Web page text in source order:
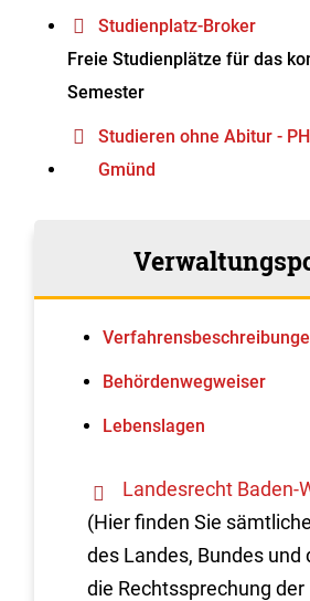
Studienplatz-Broker
Freie Studienplätze für das
Semester
Studieren ohne Abitur -
Gmünd
Behördenwegweiser
Lebenslagen
Landesrecht Baden-
(Hier finden Sie
des Landes, Bundes und
die Rechtssprechung der